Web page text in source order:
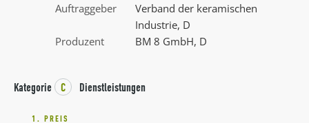
Auftraggeber
Verband der keramischen
Industrie, D
Produzent
BM 8 GmbH, D
Kategorie C Dienstleistungen
1. PREIS